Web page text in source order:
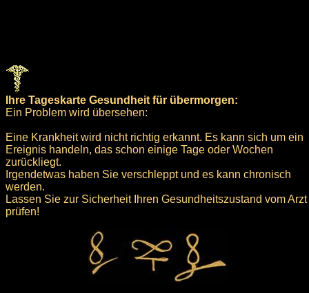
Ihre Tageskarte Gesundheit für übermorgen:
Ein Problem wird übersehen:
Eine Krankheit wird nicht richtig erkannt. Es kann sich um ein
Ereignis handeln, das schon einige Tage oder Wochen
zurückliegt.
Irgendetwas haben Sie verschleppt und es kann chronisch
werden.
Lassen Sie zur Sicherheit Ihren Gesundheitszustand vom Arzt
prüfen!